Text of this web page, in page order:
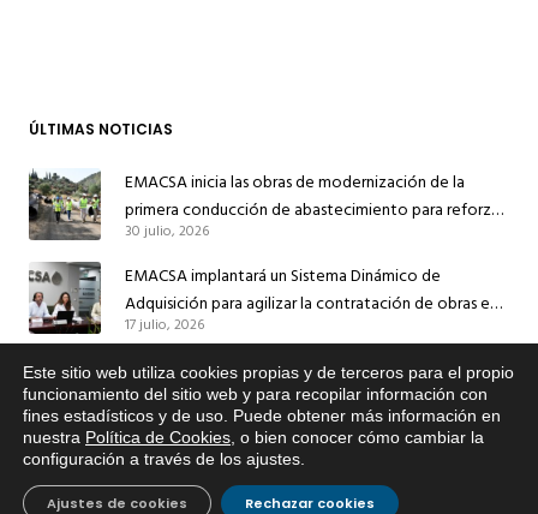
ÚLTIMAS NOTICIAS
EMACSA inicia las obras de modernización de la
primera conducción de abastecimiento para reforzar
el suministro de agua de Córdoba
30 julio, 2026
EMACSA implantará un Sistema Dinámico de
Adquisición para agilizar la contratación de obras en
sus redes e instalaciones
17 julio, 2026
EMACSA inicia hoy las obras de una nueva arteria de
abastecimiento y una red de agua no potable en
Ingeniero Ruiz de Azúa
13 julio, 2026
Caracterización ZA Córdoba Red Quemadas- 1ª Sem
2026
Este sitio web utiliza cookies propias y de terceros para el propio
funcionamiento del sitio web y para recopilar información con
fines estadísticos y de uso. Puede obtener más información en
nuestra Política de Cookies , o bien conocer cómo cambiar la
configuración a través de los ajustes
Rechazar cookies
Ajustes de cookies
Si tiene cualquier duda sobre
EMACSA, haga click abajo.